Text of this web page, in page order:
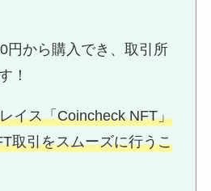
円から購入でき、取引所
！
イス「Coincheck NFT」
取引をスムーズに行うこ